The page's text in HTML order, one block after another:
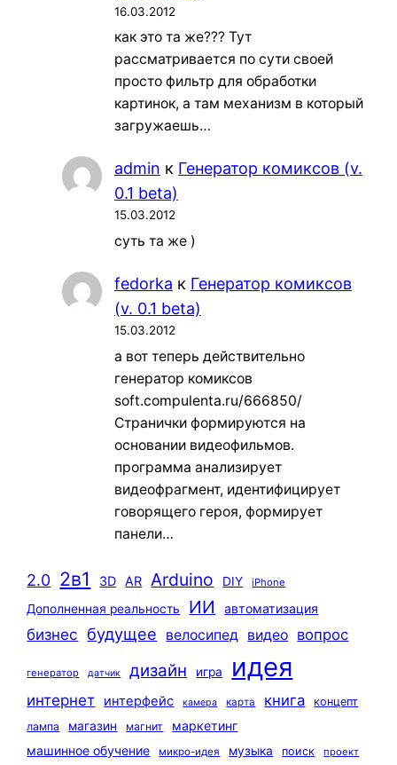
16.03.2012
как это та же??? Тут
рассматривается по сути своей
просто фильтр для обработки
картинок, а там механизм в который
загружаешь…
admin к Генератор комиксов (v.
0.1 beta)
15.03.2012
суть та же )
fedorka к Генератор комиксов
(v. 0.1 beta)
15.03.2012
а вот теперь действительно
генератор комиксов
soft.compulenta.ru/666850/
Странички формируются на
основании видеофильмов.
программа анализирует
видеофрагмент, идентифицирует
говорящего героя, формирует
панели…
2.0 2в1 3D AR Arduino DIY iPhone
Дополненная реальность ИИ автоматизация
бизнес будущее велосипед видео вопрос
генератор датчик дизайн игра идея
интернет интерфейс камера карта книга
концепт
лампа
магазин магнит
маркетинг
машинное обучение
микро-идея музыка поиск проект